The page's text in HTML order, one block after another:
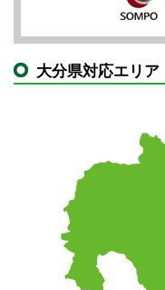
大分県対応エリア